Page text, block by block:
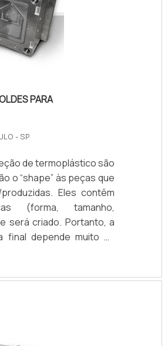
PARA
- SP
de termoplástico são
o “shape” às peças que
Eles contêm
(forma, tamanho,
será criado. Portanto, a
final depende muito da
Sendo assim, é
custa moldes para
detalhes relevantes